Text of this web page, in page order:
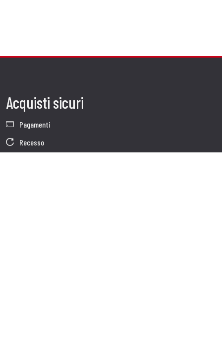
Acquisti sicuri
Pagamenti
Recesso